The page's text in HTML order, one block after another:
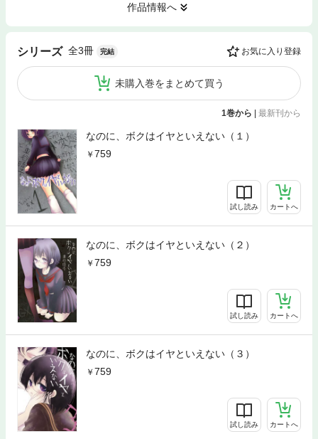
作品情報へ
シリーズ 全3冊 完結 お気に入り登録
未購入巻をまとめて買う
1巻から | 最新刊から
なのに、ボクはイヤといえない（１）
759
試し読み カートへ
なのに、ボクはイヤといえない（２）
759
試し読み カートへ
なのに、ボクはイヤといえない（３）
759
試し読み カートへ